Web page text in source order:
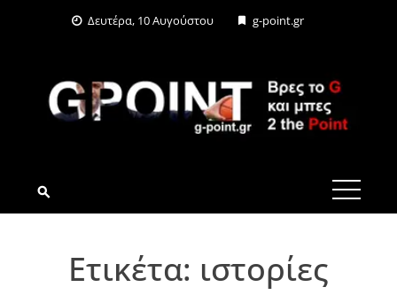
Δευτέρα, 10 Αυγούστου g-point.gr
G-POINT.GR
Ετικέτα: ιστορίες